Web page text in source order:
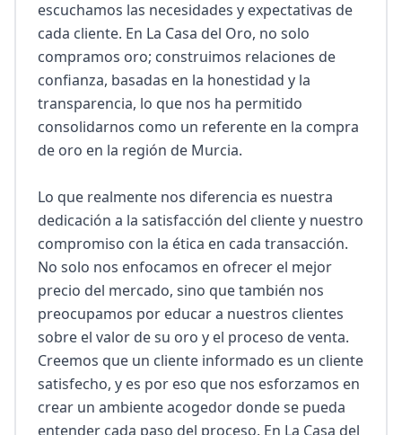
escuchamos las necesidades y expectativas de
cada cliente. En La Casa del Oro, no solo
compramos oro; construimos relaciones de
confianza, basadas en la honestidad y la
transparencia, lo que nos ha permitido
consolidarnos como un referente en la compra
de oro en la región de Murcia.
Lo que realmente nos diferencia es nuestra
dedicación a la satisfacción del cliente y nuestro
compromiso con la ética en cada transacción.
No solo nos enfocamos en ofrecer el mejor
precio del mercado, sino que también nos
preocupamos por educar a nuestros clientes
sobre el valor de su oro y el proceso de venta.
Creemos que un cliente informado es un cliente
satisfecho, y es por eso que nos esforzamos en
crear un ambiente acogedor donde se pueda
entender cada paso del proceso. En La Casa del